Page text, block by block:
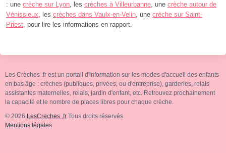
: une crèche sur Lyon, les crèches à Villeurbanne, une crèche autour de
Vénissieux, les crèches dans Vaulx-en-Velin, une crèche sur Saint-
Priest, pour lire les informations en rapport.
Les Crèches .fr est un portail d'information sur les modes d'accueil des enfants
en bas âge : crèches (publiques, privées, ou d'entreprise), garderies, relais
assistantes maternelles, relais, jardin d'enfant, etc. Retrouvez prochainement
la capacité et le nombre de places libres pour chaque crèche.
© 2026 LesCreches .fr Tous droits réservés
Mentions légales